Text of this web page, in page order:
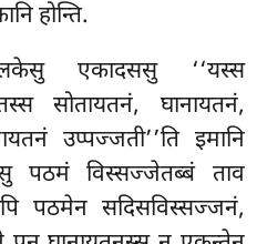
होन्ति.
एकादससु ‘‘यस्स
सोतायतनं, घानायतनं,
उप्पज्जती’’ति इमानि
पठमं विस्सज्जेतब्बं ताव
पठमेन सदिसविस्सज्जनं,